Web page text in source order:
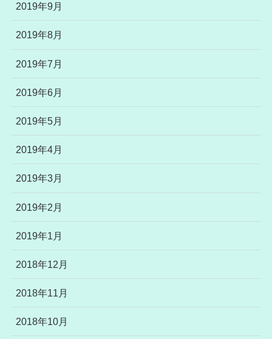
2019年9月
2019年8月
2019年7月
2019年6月
2019年5月
2019年4月
2019年3月
2019年2月
2019年1月
2018年12月
2018年11月
2018年10月